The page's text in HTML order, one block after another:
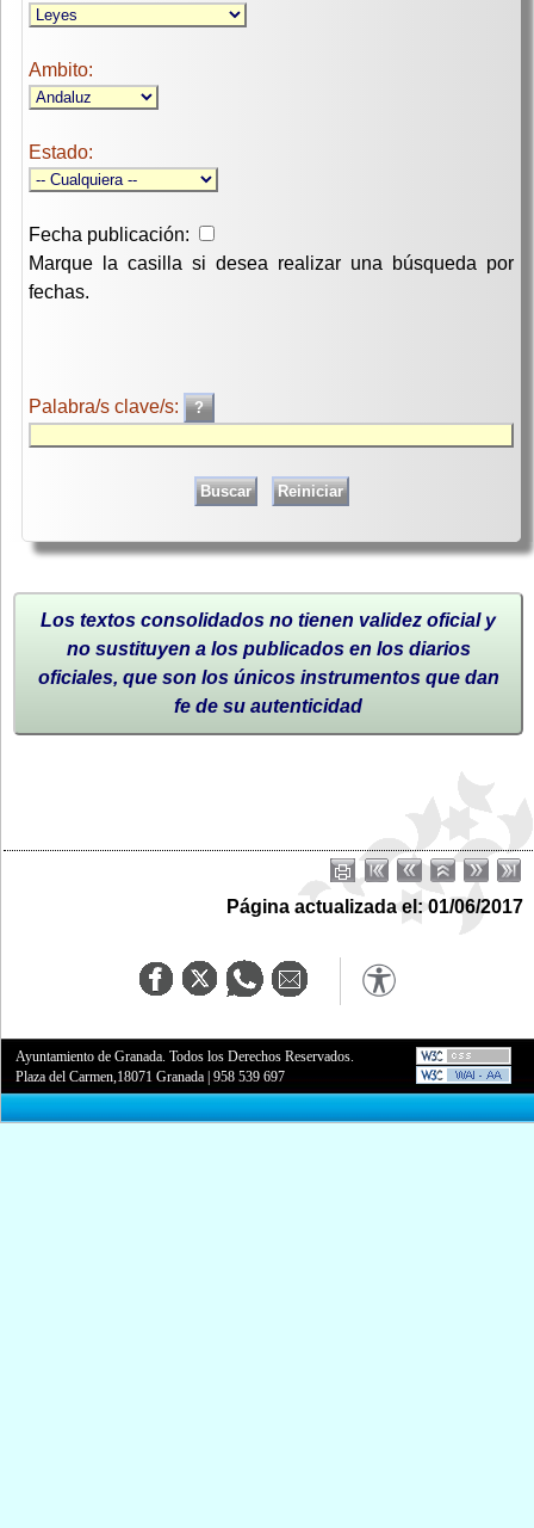
Ambito:
Estado:
Fecha publicación:
Marque la casilla si desea realizar una búsqueda por
fechas.
Palabra/s clave/s:
Los textos consolidados no tienen validez oficial y
no sustituyen a los publicados en los diarios
oficiales, que son los únicos instrumentos que dan
fe de su autenticidad
Página actualizada el: 01/06/2017
Ayuntamiento de Granada. Todos los Derechos Reservados.
Plaza del Carmen,18071 Granada |958 539 697